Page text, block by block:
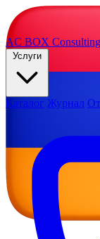
AC BOX Consulting
Услуги
Каталог Журнал